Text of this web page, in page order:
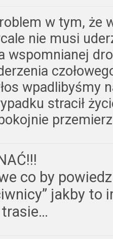
w tym, że
nie musi
wspomnianej
wpadlibyśmy
stracił
co by
jakby to